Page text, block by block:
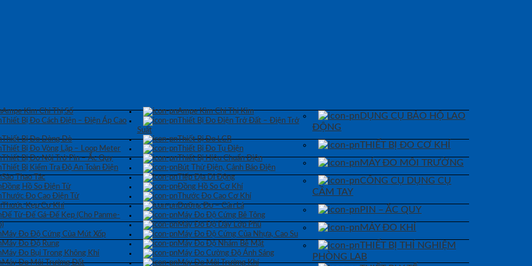
Ampe Kìm Chỉ Thị Số
Ampe Kìm Chỉ Thị Kim
Thiết Bị Đo Cách Điện – Điện Áp Cao
Thiết Bị Đo Điện Trở Đất – Điện Trở
Suất
Thiết Bị Đo Dòng Dò
Thiết Bị Đo LCR
Thiết Bị Đo Vòng Lặp – Loop Meter
Thiết Bị Đo Tụ Điện
Thiết Bị Đo Nội Trở Pin – Ắc Quy
Thiết Bị Hiệu Chuẩn Điện
Thiết Bị Kiểm Tra Độ An Toàn Điện
DỤNG CỤ BẢO HỘ LAO
ĐỘNG
Bút Thử Điện, Cảnh Báo Điện
Sào Thao Tác
Tiếp Địa Di Động
THIẾT BỊ ĐO CƠ KHÍ
Đồng Hồ So Điện Tử
Đồng Hồ So Cơ Khí
Thước Đo Cao Điện Tử
Thước Đo Cao Cơ Khí
Thước Kẹp Cơ Khí
Dưỡng Đo – Căn Lá
Đế Từ-Đế Gá-Đế Kẹp (Cho Panme-
Máy Đo Độ Cứng Bê Tông
Máy Đo Độ Dày Lớp Phủ
Máy Đo Độ Cứng Của Mút Xốp
Máy Đo Độ Cứng Của Nhựa, Cao Su
Máy Đo Độ Rung Máy Đo Độ Nhám Bề Mặt
MÁY ĐO MÔI TRƯỜNG
Máy Đo Bụi Trong Không Khí
Máy Đo Cường Độ Ánh Sáng
Máy Đo Môi Trường Đất
Máy Đo Môi Trường Khí
CÔNG CỤ DỤNG CỤ
CẦM TAY
PIN – ẮC QUY
MÁY ĐO KHÍ
THIẾT BỊ THÍ NGHIỆM
PHÒNG LAB